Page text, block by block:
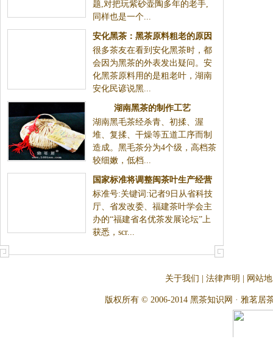
题,对把玩紫砂壶陶多年的老手,
同样也是一个...
安化黑茶：黑茶原料粗老的原因
解析
很多茶友在看到安化黑茶时，都
会因为黑茶的外表发出疑问。安
化黑茶原料用的是粗老叶，湖南
安化民谚说黑...
湖南黑茶的制作工艺
湖南黑毛茶经杀青、初揉、渥
堆、复揉、干燥等五道工序而制
造成。黑毛茶分为4个级，高档茶
较细嫩，低档...
国家标准将调整闽茶叶生产经营
方式
标准号:关键词:记者9日从省科技
厅、省发改委、福建茶叶学会主
办的“福建省名优茶发展论坛”上
获悉，scr...
关于我们 法律声明 网站
版权所有 © 2006-2014 黑茶知识网 · 雅茗居